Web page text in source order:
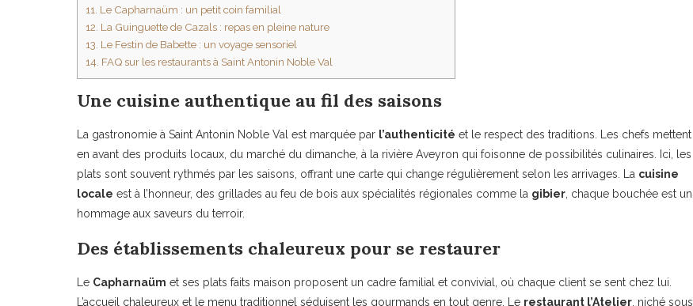
11. Le Capharnaüm : un petit coin familial
12. La Guinguette de Cazals : repas en pleine nature
13. Le Festin de Babette : un voyage sensoriel
14. FAQ sur les restaurants à Saint Antonin Noble Val
Une cuisine authentique au fil des saisons
La gastronomie à Saint Antonin Noble Val est marquée par l’authenticité et le respect des traditions. Les chefs mettent
en avant des produits locaux, du marché du dimanche, à la rivière Aveyron qui foisonne de possibilités culinaires. Ici, les
plats sont souvent rythmés par les saisons, offrant une carte qui change régulièrement selon les arrivages. La cuisine
locale est à l’honneur, des grillades au feu de bois aux spécialités régionales comme la gibier, chaque bouchée est un
hommage aux saveurs du terroir.
Des établissements chaleureux pour se restaurer
Le Capharnaüm et ses plats faits maison proposent un cadre familial et convivial, où chaque client se sent chez lui.
L’accueil chaleureux et le menu traditionnel séduisent les gourmands en tout genre. Le restaurant l’Atelier, niché sous